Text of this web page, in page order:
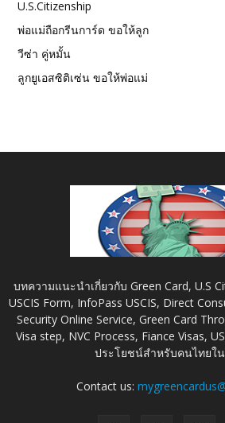
U.S.Citizenship
พ่อแม่ถือกรีนการ์ด ขอให้ลูก
วีซ่า คู่หมั้น
ลูกยูเอสซิติเซ่น ขอให้พ่อแม่
บทความแนะนำเกี่ยวกับ Green Card, U.S
USCIS Form, InfoPass USCIS, Direct
Security Online Service, Green Card
Visa step, NVC Process, Fiance Visas,
ประโยชน์สำหรับคนไทยใน
Contact us: